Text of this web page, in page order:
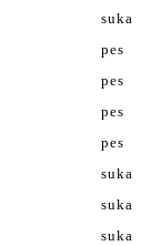
suka
pes
pes
pes
pes
suka
suka
suka